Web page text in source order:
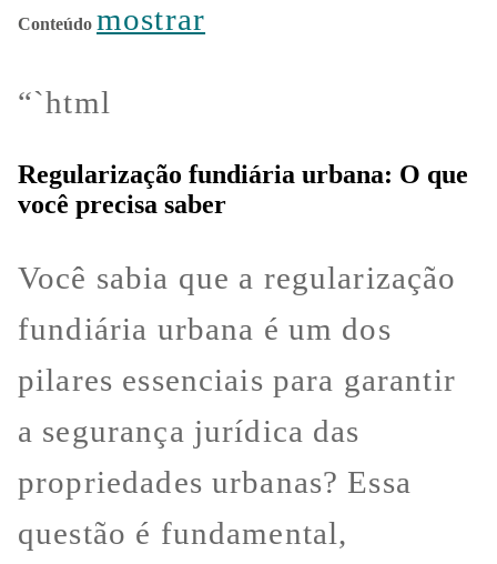
Conteúdo mostrar
“`html
Regularização fundiária urbana: O que
você precisa saber
Você sabia que a regularização
fundiária urbana é um dos
pilares essenciais para garantir
a segurança jurídica das
propriedades urbanas? Essa
questão é fundamental,